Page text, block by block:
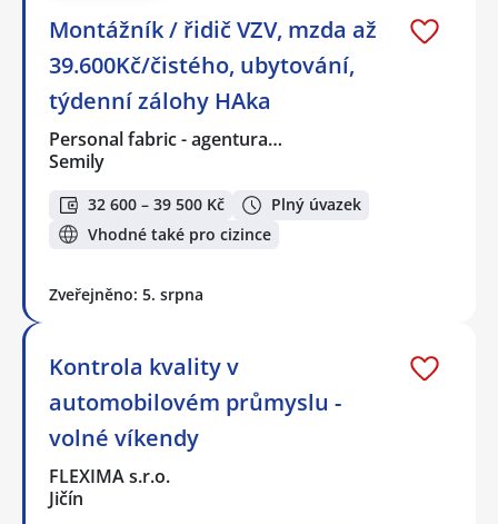
Montážník / řidič VZV, mzda až
39.600Kč/čistého, ubytování,
týdenní zálohy HAka
Personal fabric - agentura…
Semily
32 600 – 39 500 Kč
Plný úvazek
Vhodné také pro cizince
Zveřejněno: 5. srpna
Kontrola kvality v
automobilovém průmyslu -
volné víkendy
FLEXIMA s.r.o.
Jičín